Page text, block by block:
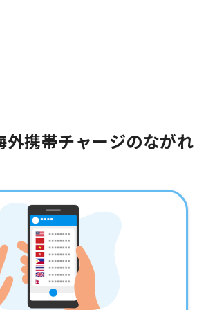
携帯チャージのながれ